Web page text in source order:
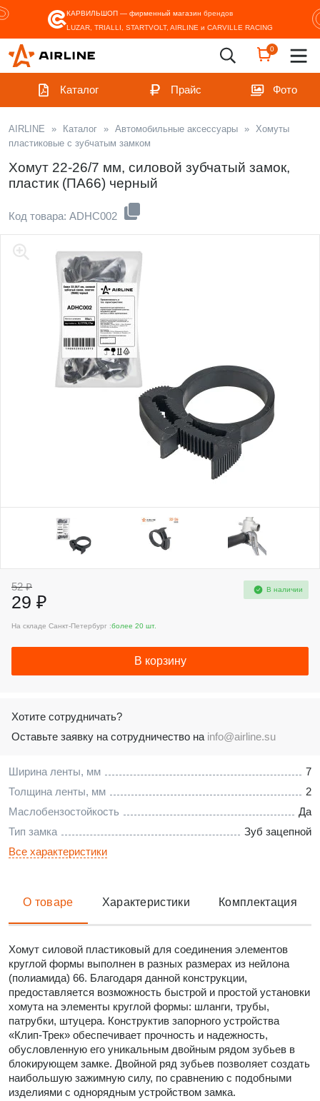
КАРВИЛЬШОП — фирменный магазин брендов
LUZAR, TRIALLI, STARTVOLT, AIRLINE и CARVILLE RACING
0
Каталог Прайс Фото
AIRLINE » Каталог » Автомобильные аксессуары » Хомуты
пластиковые с зубчатым замком
Хомут 22-26/7 мм, силовой зубчатый замок,
пластик (ПА66) черный
Код товара: ADHC002
Ширина ленты, мм
7
Толщина ленты, мм
2
Маслобензостойкость
Да
Тип замка
Зуб зацепной
Все характеристики
52 ₽
29 ₽
В наличии
На складе Санкт-Петербург :более 20 шт.
В корзину
Хотите сотрудничать?
Оставьте заявку на сотрудничество на info@airline.su
О товаре Характеристики Комплектация
Хомут силовой пластиковый для соединения элементов
круглой формы выполнен в разных размерах из нейлона
(полиамида) 66. Благодаря данной конструкции,
предоставляется возможность быстрой и простой установки
хомута на элементы круглой формы: шланги, трубы,
патрубки, штуцера. Конструктив запорного устройства
«Клип-Трек» обеспечивает прочность и надежность,
обусловленную его уникальным двойным рядом зубьев в
блокирующем замке. Двойной ряд зубьев позволяет создать
наибольшую зажимную силу, по сравнению с подобными
изделиями с однорядным устройством замка.